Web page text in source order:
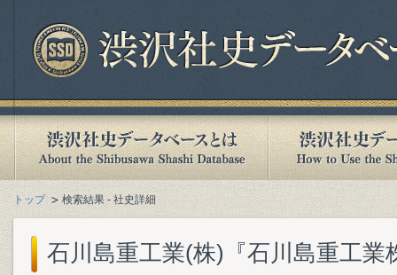
トップ 検索結果 - 社史詳細
石川島重工業(株)『石川島重工業